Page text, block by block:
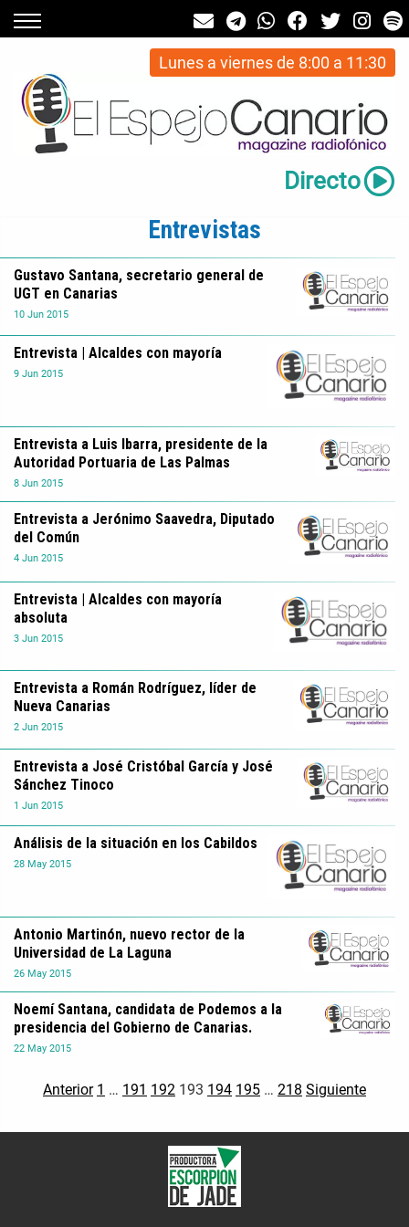
Lunes a viernes de 8:00 a 11:30
Directo
Entrevistas
10 Jun 2015
Gustavo Santana, secretario general de
UGT en Canarias
9 Jun 2015
Entrevista | Alcaldes con mayoría
8 Jun 2015
Entrevista a Luis Ibarra, presidente de la
Autoridad Portuaria de Las Palmas
4 Jun 2015
Entrevista a Jerónimo Saavedra, Diputado
del Común
3 Jun 2015
Entrevista | Alcaldes con mayoría
absoluta
2 Jun 2015
Entrevista a Román Rodríguez, líder de
Nueva Canarias
1 Jun 2015
Entrevista a José Cristóbal García y José
Sánchez Tinoco
28 May 2015
Análisis de la situación en los Cabildos
26 May 2015
Antonio Martinón, nuevo rector de la
Universidad de La Laguna
22 May 2015
Noemí Santana, candidata de Podemos a la
presidencia del Gobierno de Canarias.
Anterior 1 … 191 192 193 194 195 … 218 Siguiente